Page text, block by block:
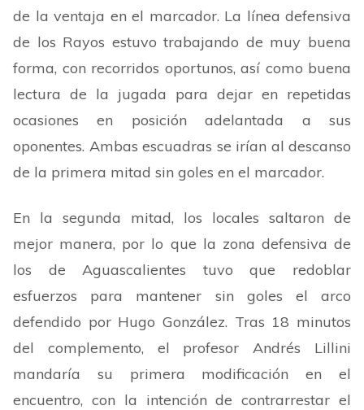
de la ventaja en el marcador. La línea defensiva
de los Rayos estuvo trabajando de muy buena
forma, con recorridos oportunos, así como buena
lectura de la jugada para dejar en repetidas
ocasiones en posición adelantada a sus
oponentes. Ambas escuadras se irían al descanso
de la primera mitad sin goles en el marcador.
En la segunda mitad, los locales saltaron de
mejor manera, por lo que la zona defensiva de
los de Aguascalientes tuvo que redoblar
esfuerzos para mantener sin goles el arco
defendido por Hugo González. Tras 18 minutos
del complemento, el profesor Andrés Lillini
mandaría su primera modificación en el
encuentro, con la intención de contrarrestar el